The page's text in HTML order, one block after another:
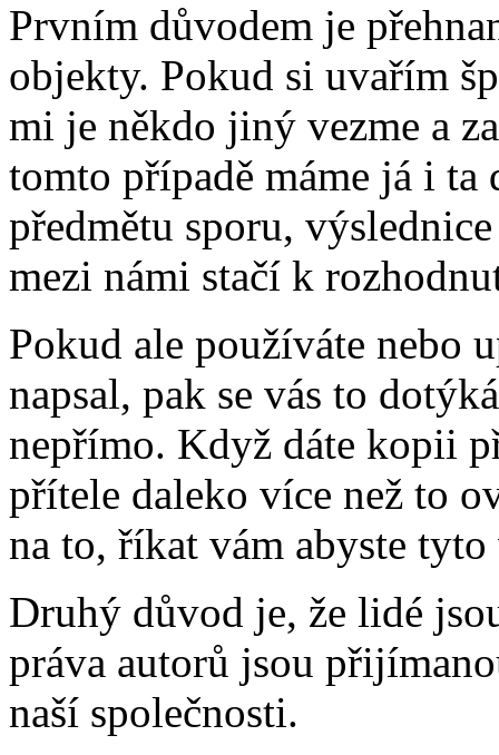
Prvním důvodem je
objekty. Pokud si uvařím
mi je někdo jiný vezme a
tomto případě máme já i ta
předmětu sporu,
mezi námi stačí k
Pokud ale používáte nebo
napsal, pak se vás to
nepřímo. Když dáte kopii
přítele daleko více než to
na to, říkat vám abyste
Druhý důvod je, že lidé
práva autorů jsou
naší společnosti.